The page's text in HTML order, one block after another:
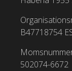
B47718754
502074-6672